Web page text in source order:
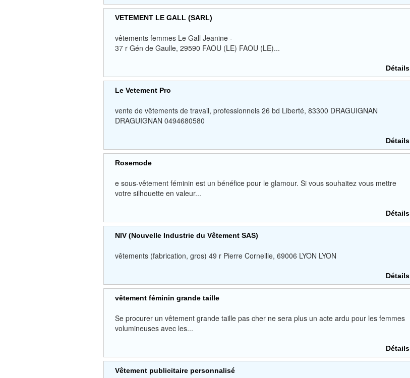
VETEMENT LE GALL (SARL)
vêtements femmes Le Gall Jeanine -
37 r Gén de Gaulle, 29590 FAOU (LE) FAOU (LE)...
Détails
Le Vetement Pro
vente de vêtements de travail, professionnels 26 bd Liberté, 83300 DRAGUIGNAN
DRAGUIGNAN 0494680580
Détails
Rosemode
e sous-vêtement féminin est un bénéfice pour le glamour. Si vous souhaitez vous mettre
votre silhouette en valeur...
Détails
NIV (Nouvelle Industrie du Vêtement SAS)
vêtements (fabrication, gros) 49 r Pierre Corneille, 69006 LYON LYON
Détails
vêtement féminin grande taille
Se procurer un vêtement grande taille pas cher ne sera plus un acte ardu pour les femmes
volumineuses avec les...
Détails
Vêtement publicitaire personnalisé